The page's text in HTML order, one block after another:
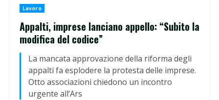
Lavoro
Appalti, imprese lanciano appello: “Subito la
modifica del codice”
La mancata approvazione della riforma degli
appalti fa esplodere la protesta delle imprese.
Otto associazioni chiedono un incontro
urgente all’Ars